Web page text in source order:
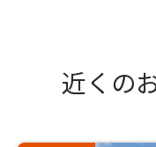
近くの